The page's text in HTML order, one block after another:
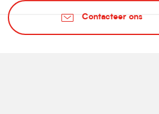
Contacteer ons